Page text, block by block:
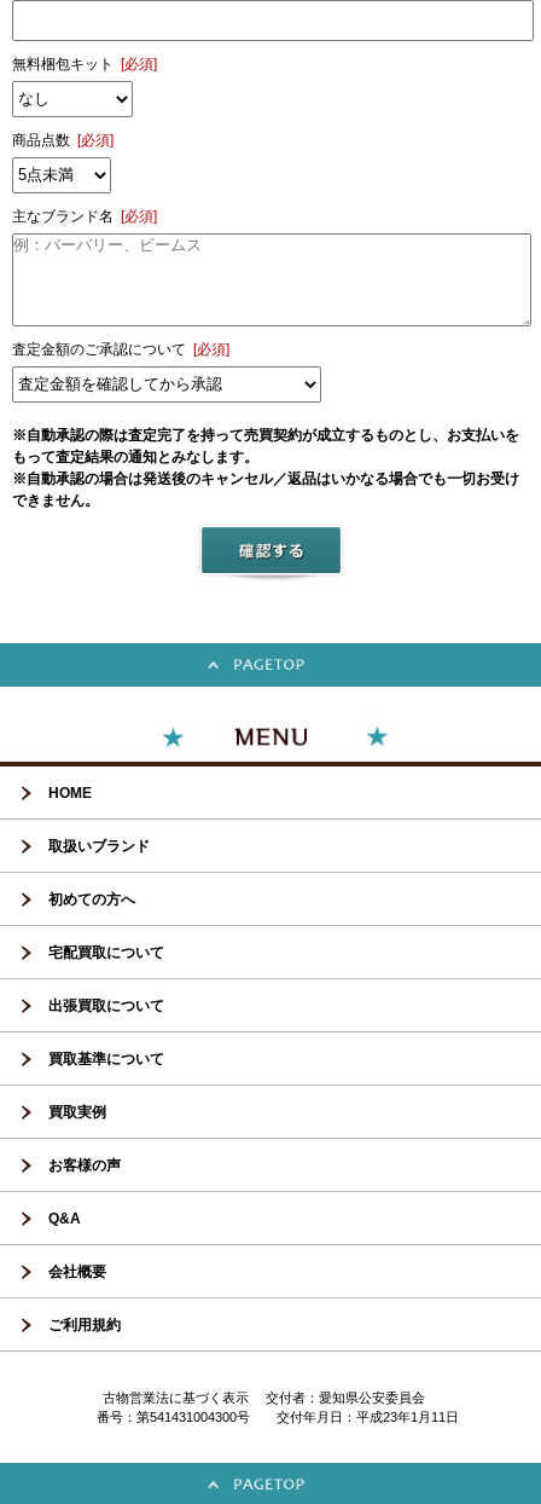
無料梱包キット [必須]
商品点数 [必須]
主なブランド名 [必須]
査定金額のご承認について [必須]
※自動承認の際は査定完了を持って売買契約が成立するものとし、お支払いを
もって査定結果の通知とみなします。
※自動承認の場合は発送後のキャンセル／返品はいかなる場合でも一切お受け
できません。
HOME
取扱いブランド
初めての方へ
宅配買取について
出張買取について
買取基準について
買取実例
お客様の声
Q&A
会社概要
ご利用規約
古物営業法に基づく表示 交付者：愛知県公安委員会
番号：第541431004300号 交付年月日：平成23年1月11日